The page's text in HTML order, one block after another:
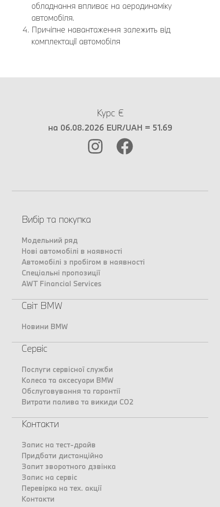
обладнання впливає на аеродинаміку
автомобіля.
Причіпне навантаження залежить від
комплектації автомобіля
Курс €
на 06.08.2026 EUR/UAH = 51.69
Вибір та покупка
Модельний ряд
Нові автомобілі в наявності
Автомобілі з пробігом в наявності
Спеціальні пропозиції
AWT Financial Services
Світ BMW
Новини BMW
Сервіс
Послуги сервісної служби
Колеса та аксесуари BMW
Обслуговування та гарантії
Витрати палива та викиди CO2
Контакти
Запис на тест-драйв
Придбати дистанційно
Запит зворотного дзвінка
Запис на сервіс
Перевірка на тех. акції
Контакти